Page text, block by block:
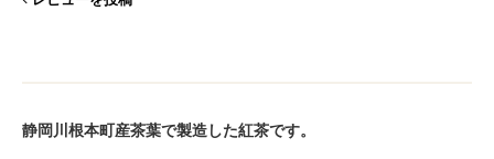
静岡川根本町産茶葉で製造した紅茶です。